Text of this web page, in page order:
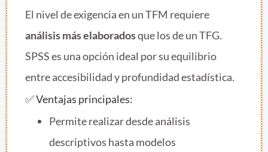
El nivel de exigencia en un TFM requiere
análisis más elaboradosque los de un TFG.
SPSS es una opción ideal por su equilibrio
entre accesibilidad y profundidad estadística.
✅ Ventajas principales:
Permite realizar desde análisis
descriptivos hasta modelos